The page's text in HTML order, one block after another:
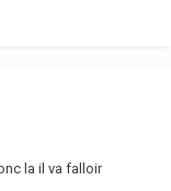
la il va falloir